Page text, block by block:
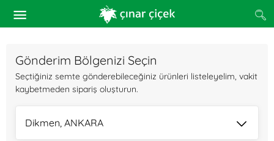
Gönderim Bölgenizi Seçin
Seçtiğiniz semte gönderebileceğiniz ürünleri listeleyelim, vakit
kaybetmeden sipariş oluşturun.
Dikmen, ANKARA